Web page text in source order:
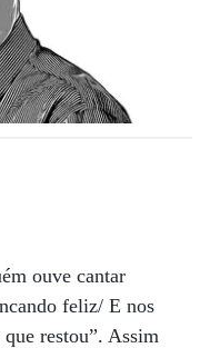
ouve cantar
feliz/ E nos
restou”. Assim